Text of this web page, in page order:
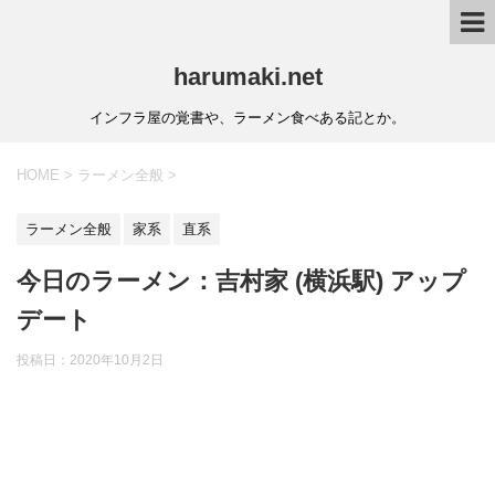
harumaki.net
インフラ屋の覚書や、ラーメン食べある記とか。
HOME > ラーメン全般 >
ラーメン全般 家系 直系
今日のラーメン：吉村家 (横浜駅) アップ
デート
投稿日：2020年10月2日